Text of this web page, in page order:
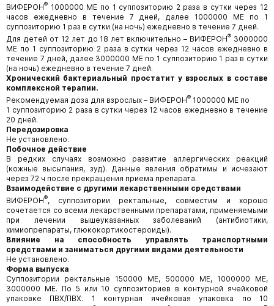
ВИФЕРОН® 1000000 МЕ по 1 суппозиторию 2 раза в сутки через 12
часов ежедневно в течение 7 дней, далее 1000000 МЕ по 1
суппозиторию 1 раз в сутки (на ночь) ежедневно в течение 7 дней.
Для детей от 12 лет до 18 лет включительно – ВИФЕРОН® 3000000
МЕ по 1 суппозиторию 2 раза в сутки через 12 часов ежедневно в
течение 7 дней, далее 3000000 МЕ по 1 суппозиторию 1 раз в сутки
(на ночь) ежедневно в течение 7 дней.
Хронический бактериальный простатит у взрослых в составе
комплексной терапии.
Рекомендуемая доза для взрослых – ВИФЕРОН® 1000000 МЕ по
1 суппозиторию 2 раза в сутки через 12 часов ежедневно в течение
20 дней.
Передозировка
Не установлено.
Побочное действие
В редких случаях возможно развитие аллергических реакций
(кожные высыпания, зуд). Данные явления обратимы и исчезают
через 72 ч после прекращения приема препарата.
Взаимодействие с другими лекарственными средствами
ВИФЕРОН®, суппозитории ректальные, совместим и хорошо
сочетается со всеми лекарственными препаратами, применяемыми
при лечении вышеуказанных заболеваний (антибиотики,
химиопрепараты, глюкокортикостероиды).
Влияние на способность управлять транспортными
средствами и заниматься другими видами деятельности
Не установлено.
Форма выпуска
Суппозитории ректальные 150000 МЕ, 500000 МЕ, 1000000 МЕ,
3000000 МЕ. По 5 или 10 суппозиториев в контурной ячейковой
упаковке ПВХ/ПВХ. 1 контурная ячейковая упаковка по 10